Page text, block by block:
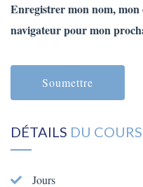
Enregistrer mon nom, mon
navigateur pour mon
DÉTAILS DU COURS
Jours